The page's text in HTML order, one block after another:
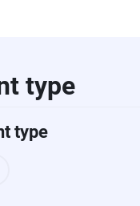
type
type